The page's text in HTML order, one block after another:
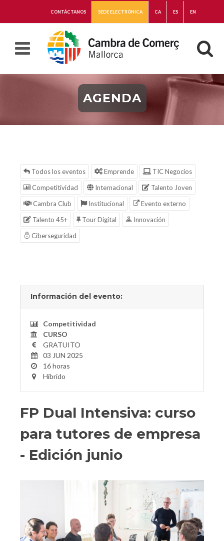
CONTÁCTANOS SEDE ELECTRÓNICA CA ES EN
AGENDA
Todos los eventos Emprende
TIC Negocios
Competitividad
Internacional
Talento Joven
Cambra Club
Institucional
Evento externo
Talento 45+
Tour Digital
Innovación
Ciberseguridad
Información del evento:
Competitividad
CURSO
GRATUITO
03 JUN 2025
16 horas
Híbrido
FP Dual Intensiva: curso
para tutores de empresa
- Edición junio